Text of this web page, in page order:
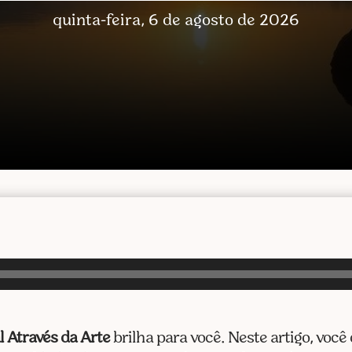
quinta-feira, 6 de agosto de 2026
Através da Artebrilha para você. Neste artigo, você